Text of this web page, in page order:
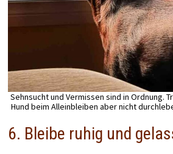
Sehnsucht und Vermissen sind in Ordnung.
Hund beim Alleinbleiben aber nicht
6. Bleibe ruhig und